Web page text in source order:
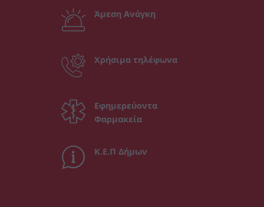
Άμεση Ανάγκη
Χρήσιμα τηλέφωνα
Εφημερεύοντα
Φαρμακεία
Κ.Ε.Π Δήμων